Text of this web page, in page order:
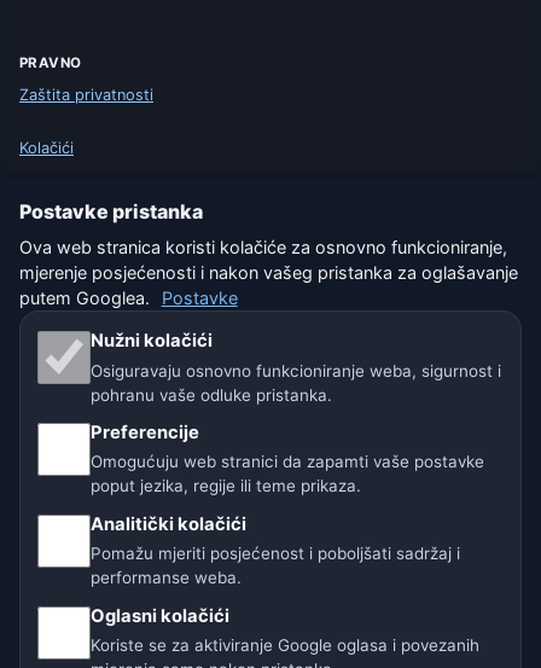
PRAVNO
Zaštita privatnosti
Kolačići
Uvjeti korištenja
Isključenje odgovornosti
Pomažemo životinjama
Sitemap
Postavke
🇨🇿 Češka 🇭🇷 Hrvatska 🇧🇬 Bugarska
🇩🇪🇦🇹🇨🇭 Njemačka / Austrija / Švicarska
🌎 Latinska Amerika i Španjolska
Postavke pristanka
Ova web stranica koristi kolačiće za osnovno funkcioniranje,
mjerenje posjećenosti i nakon vašeg pristanka za oglašavanje
putem Googlea.
Postavke
Nužni kolačići
Osiguravaju osnovno funkcioniranje weba, sigurnost i
pohranu vaše odluke pristanka.
Preferencije
Omogućuju web stranici da zapamti vaše postavke
poput jezika, regije ili teme prikaza.
Analitički kolačići
Pomažu mjeriti posjećenost i poboljšati sadržaj i
performanse weba.
Oglasni kolačići
Koriste se za aktiviranje Google oglasa i povezanih